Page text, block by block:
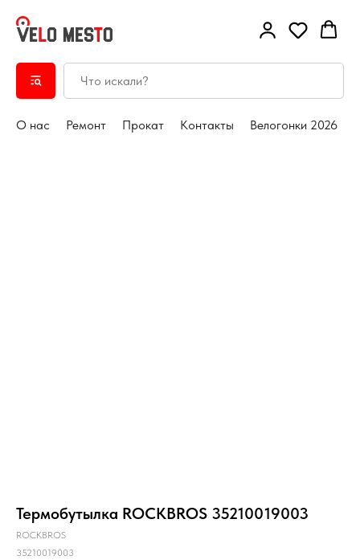
О нас Ремонт Прокат Контакты Велогонки 2026
Термобутылка ROCKBROS 35210019003
ROCKBROS
35210019003